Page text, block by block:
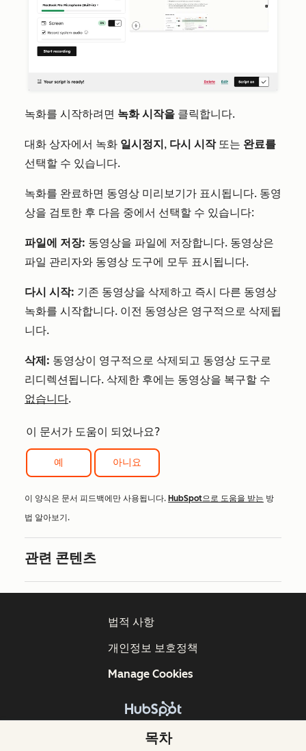
녹화를 시작하려면 녹화 시작을 클릭합니다.
대화 상자에서 녹화 일시정지 , 다시 시작또는 완료를
선택할 수 있습니다.
녹화를 완료하면 동영상 미리보기가 표시됩니다. 동영
상을 검토한 후 다음 중에서 선택할 수 있습니다:
파일에 저장: 동영상을 파일에 저장합니다. 동영상은
파일 관리자와 동영상 도구에 모두 표시됩니다.
다시 시작: 기존 동영상을 삭제하고 즉시 다른 동영상
녹화를 시작합니다. 이전 동영상은 영구적으로 삭제됩
니다.
삭제: 동영상이 영구적으로 삭제되고 동영상 도구로
리디렉션됩니다. 삭제한 후에는 동영상을 복구할 수
없습니다.
이 문서가 도움이 되었나요?
예 아니요
이 양식은 문서 피드백에만 사용됩니다. HubSpot으로 도움을 받는 방
법 알아보기.
관련 콘텐츠
목차
Copyright © 2026 HubSpot, Inc.
법적 사항
개인정보 보호정책
Manage Cookies